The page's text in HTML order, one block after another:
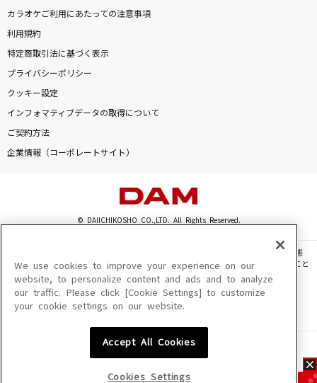
カラオケご利用にあたっての注意事項
利用規約
特定商取引法に基づく表示
プライバシーポリシー
クッキー設定
インフォマティブデータの取得について
ご契約方法
企業情報（コーポレートサイト）
© DAIICHIKOSHO CO.,LTD. All Rights Reserved.
このサイトに掲載されている一切の文章・画像・写真・動画・音声等を、手段や形態
を問わず、著作権法の定める範囲を超えて無断で複製、転載、ファイル化などすること
を禁じます。
楽曲及びコンテンツは、機種によりご利用いただけない場合があります。
楽曲及びコンテンツの配信日、配信内容が変更になる場合があります。
We use cookies to improve your experience on our
website, to personalize content and ads and to analyze
our traffic. Please click [Cookie Settings] to customize
your cookie settings on our website.
Accept All Cookies
Cookies Settings